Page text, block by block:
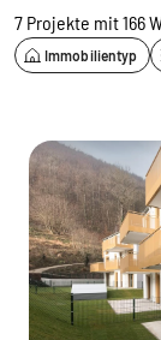
7 Projekte mit 166
Immobilientyp